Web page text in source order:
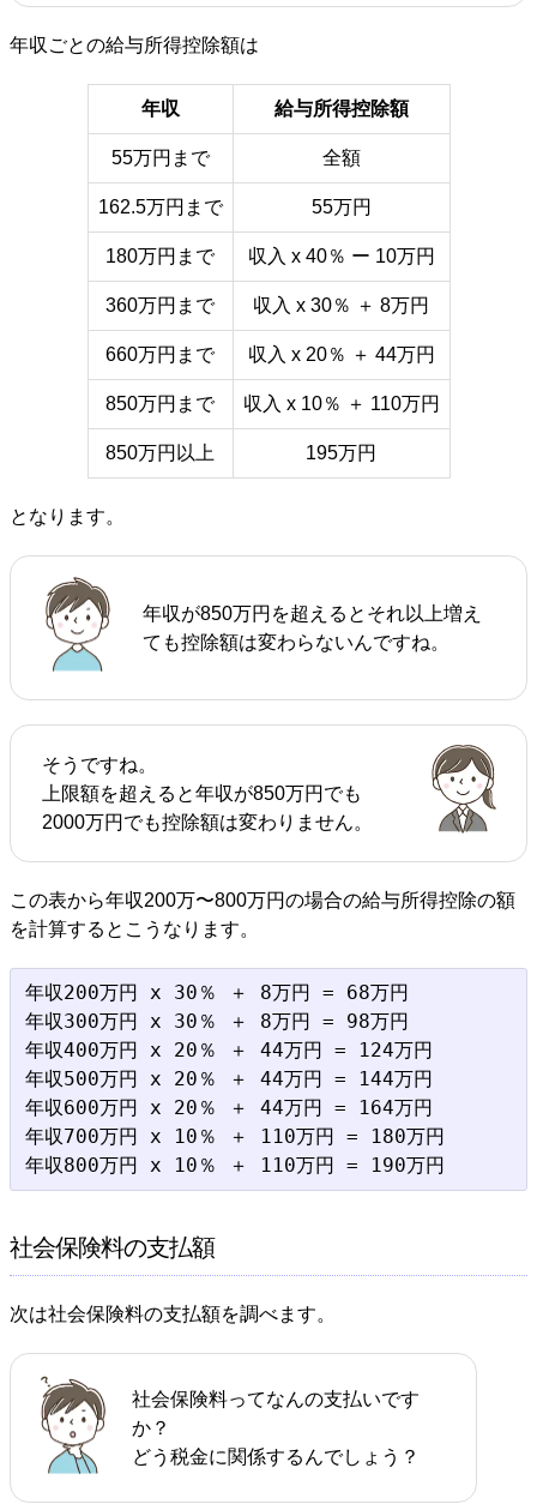
年収ごとの給与所得控除額は
年収 給与所得控除額
55万円まで 全額
162.5万円まで 55万円
180万円まで 収入 x 40％ ー 10万円
360万円まで 収入 x 30％ ＋ 8万円
660万円まで 収入 x 20％ ＋ 44万円
850万円まで 収入 x 10％ ＋ 110万円
850万円以上 195万円
となります。
年収が850万円を超えるとそれ以上増え
ても控除額は変わらないんですね。
そうですね。
上限額を超えると年収が850万円でも
2000万円でも控除額は変わりません。
この表から年収200万〜800万円の場合の給与所得控除の額
を計算するとこうなります。
年収200万円 x 30％ ＋ 8万円 = 68万円
年収300万円 x 30％ ＋ 8万円 = 98万円
年収400万円 x 20％ ＋ 44万円 = 124万円
年収500万円 x 20％ ＋ 44万円 = 144万円
年収600万円 x 20％ ＋ 44万円 = 164万円
年収700万円 x 10％ ＋ 110万円 = 180万円
社会保険料の支払額
次は社会保険料の支払額を調べます。
社会保険料ってなんの支払いです
か？
どう税金に関係するんでしょう？